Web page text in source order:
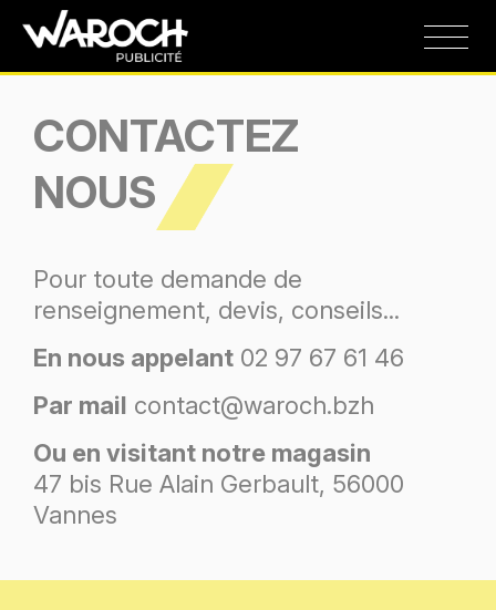
CONTACTEZ
NOUS
Pour toute demande de
renseignement, devis, conseils...
En nous appelant 02 97 67 61 46
Par mail contact@waroch.bzh
Ou en visitant notre magasin
47 bis Rue Alain Gerbault, 56000
Vannes